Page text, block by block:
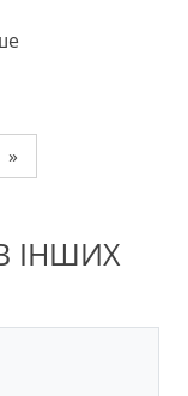
»
ІНШИХ